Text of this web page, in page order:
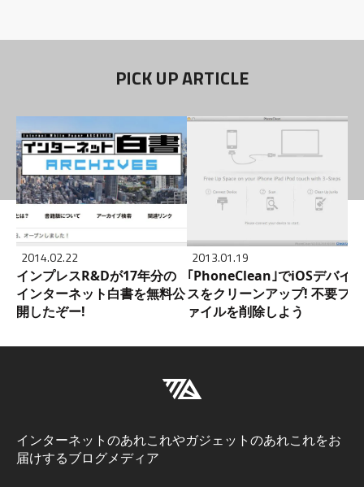
PICK UP ARTICLE
2014.02.22
インプレスR&Dが17年分の
インターネット白書を無料公
開したぞー!
2013.01.19
｢PhoneClean｣でiOSデバイ
スをクリーンアップ! 不要フ
ァイルを削除しよう
インターネットのあれこれやガジェットのあれこれをお
届けするブログメディア